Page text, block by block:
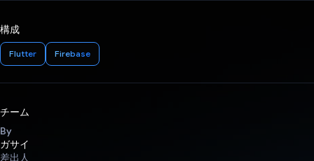
構成
Flutter Firebase
チーム
By
ガサイ
差出人